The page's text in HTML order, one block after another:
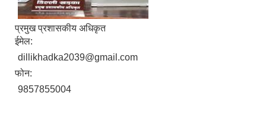
प्रमुख प्रशासकीय अधिकृत
ईमेल:
dillikhadka2039@gmail.com
फोन:
9857855004